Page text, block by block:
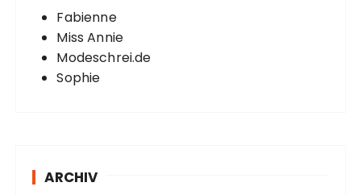
Fabienne
Miss Annie
Modeschrei.de
Sophie
ARCHIV